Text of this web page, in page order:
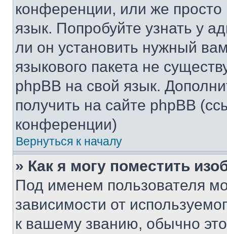
конференции, или же
язык. Попробуйте узнать у
ли он установить нужный
языкового пакета не
phpBB на свой язык.
получить на сайте phpBB
конференции)
Вернуться к началу
» Как я могу поместить
Под именем пользователя
зависимости от
к вашему званию, обычно это